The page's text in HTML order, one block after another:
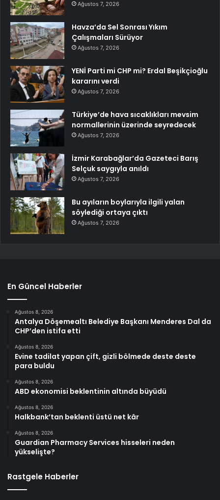
Ağustos 7, 2026
Havza’da Sel Sonrası Yıkım
Çalışmaları Sürüyor
Ağustos 7, 2026
YENİ Parti mi CHP mi? Erdal Beşikçioğlu
kararını verdi
Ağustos 7, 2026
Türkiye’de hava sıcaklıkları mevsim
normallerinin üzerinde seyredecek
Ağustos 7, 2026
İzmir Karabağlar’da Gazeteci Barış
Selçuk saygıyla anıldı
Ağustos 7, 2026
Bu ayıların boylarıyla ilgili yalan
söylediği ortaya çıktı
Ağustos 7, 2026
En Güncel Haberler
Ağustos 8, 2026
Antalya Döşemealtı Belediye Başkanı Menderes Dal da
CHP’den istifa etti
Ağustos 8, 2026
Evine tadilat yapan çift, gizli bölmede deste deste
para buldu
Ağustos 8, 2026
ABD ekonomisi beklentinin altında büyüdü
Ağustos 8, 2026
Halkbank’tan beklenti üstü net kâr
Ağustos 8, 2026
Guardian Pharmacy Services hisseleri neden
yükselişte?
Rastgele Haberler